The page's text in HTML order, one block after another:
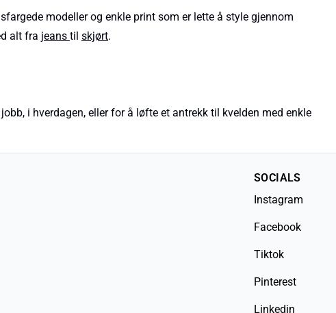
modeller og enkle print som er lette å style gjennom
alt fra jeans til skjørt.
i hverdagen, eller for å løfte et antrekk til kvelden med enkle
SOCIALS
Instagram
Facebook
Tiktok
Pinterest
Linkedin